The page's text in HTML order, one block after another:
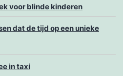
voor blinde kinderen
dat de tijd op een unieke
in taxi